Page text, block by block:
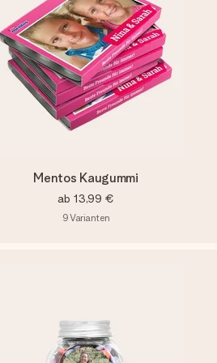
Mentos Kaugummi
ab 13,99 €
9Varianten